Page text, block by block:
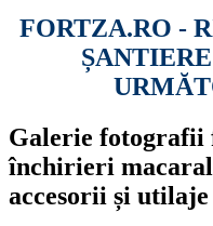
FORTZA.RO -
Galerie fotografii
închirieri
accesorii și